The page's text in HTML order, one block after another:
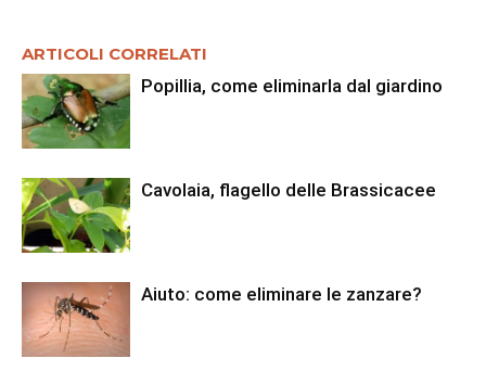
ARTICOLI CORRELATI
Popillia, come eliminarla dal giardino
Cavolaia, flagello delle Brassicacee
Aiuto: come eliminare le zanzare?